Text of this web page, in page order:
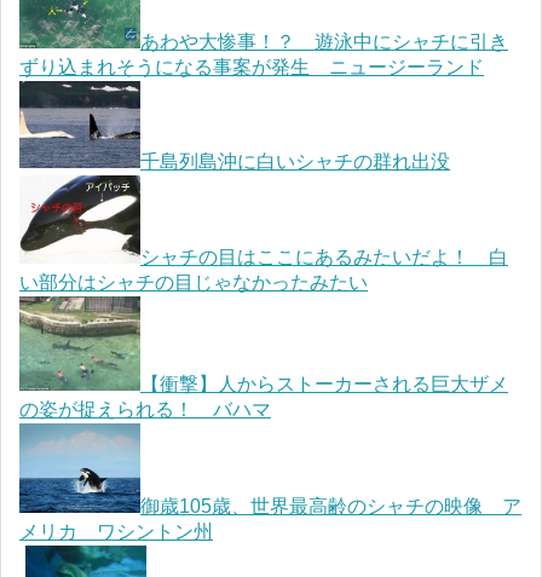
あわや大惨事！？ 遊泳中にシャチに引き
ずり込まれそうになる事案が発生 ニュージーランド
千島列島沖に白いシャチの群れ出没
シャチの目はここにあるみたいだよ！ 白
い部分はシャチの目じゃなかったみたい
【衝撃】人からストーカーされる巨大ザメ
の姿が捉えられる！ バハマ
御歳105歳、世界最高齢のシャチの映像 ア
メリカ ワシントン州